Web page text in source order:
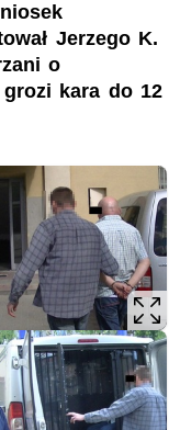
Jerzego K.
o
kara do 12